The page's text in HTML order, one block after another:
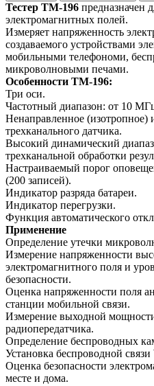
Тестер TM-196 предназначен
электромагнитных полей.
Измеряет напряженность
создаваемого устройствами
мобильными телефономи,
микроволновыми печами.
Особенности TM-196:
Три оси.
Частотный диапазон: от 10
Ненаправленное
трехканального датчика.
Высокий динамический
трехканальной обработки
Настраиваемый порог
(200 записей).
Индикатор разряда батареи.
Индикатор перегрузки.
Функция автоматического
Применение
Определение утечки
Измерение напряженности
электромагнитного поля и
безопасности.
Оценка напряженности поля
станции мобильной связи.
Измерение выходной
радиопередатчика.
Определение беспроводных
Установка беспроводной
Оценка безопасности
месте и дома.